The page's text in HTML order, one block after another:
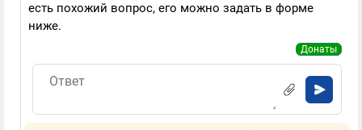
есть похожий вопрос, его можно задать в форме
ниже.
Донаты